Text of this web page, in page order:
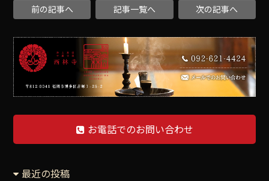
前の記事へ 記事一覧へ 次の記事へ
お電話でのお問い合わせ
最近の投稿